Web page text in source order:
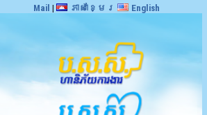
Mail | ភាសាខ្មែរ English